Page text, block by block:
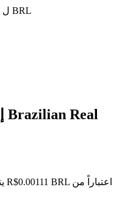
ل BRL
إلى Brazilian Real